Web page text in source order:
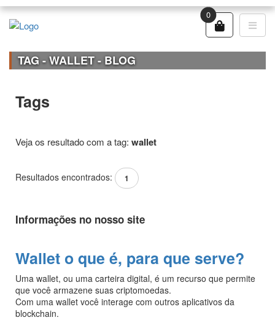
0
TAG - WALLET - BLOG
Tags
Veja os resultado com a tag: wallet
Resultados encontrados: 1
Informações no nosso site
Wallet o que é, para que serve?
Uma wallet, ou uma carteira digital, é um recurso que permite
que você armazene suas criptomoedas.
Com uma wallet você interage com outros aplicativos da
blockchain.